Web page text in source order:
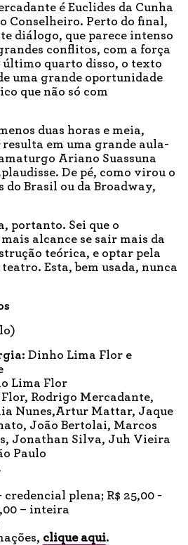
é Euclides da Cunha
Conselheiro. Perto do final,
diálogo, que parece intenso
conflitos, com a força
último quarto disso, o texto
uma grande oportunidade
que não só com
duas horas e meia,
resulta em uma grande aula-
Ariano Suassuna
De pé, como virou o
do Brasil ou da Broadway,
portanto. Sei que o
alcance se sair mais da
teórica, e optar pela
Esta, bem usada, nunca
Dinho Lima Flor e
Lima Flor
Rodrigo Mercadante,
Nunes,Artur Mattar, Jaque
João Bertolai, Marcos
Jonathan Silva, Juh Vieira
Paulo
credencial plena; R$ 25,00 -
– inteira
clique aqui.